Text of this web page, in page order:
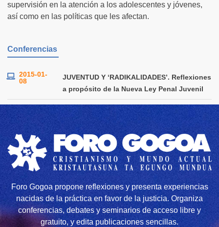
supervisión en la atención a los adolescentes y jóvenes,
así como en las políticas que les afectan.
Conferencias
2015-01-
08
JUVENTUD Y ‘RADIKALIDADES’. Reflexiones
a propósito de la Nueva Ley Penal Juvenil
Foro Gogoa propone reflexiones y presenta experiencias
nacidas de la práctica en favor de la justicia. Organiza
conferencias, debates y seminarios de acceso libre y
gratuito, y edita publicaciones sencillas.